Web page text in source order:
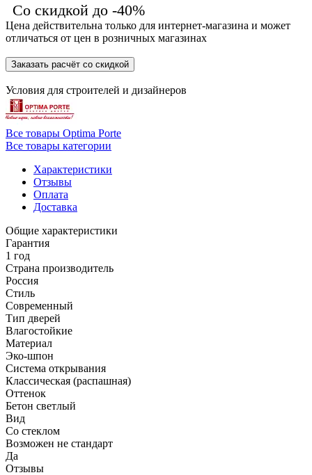
Со скидкой до -40%
Цена действительна только для интернет-магазина и может
отличаться от цен в розничных магазинах
Заказать расчёт со скидкой
Условия для строителей и дизайнеров
Все товары Optima Porte
Все товары категории
Характеристики
Отзывы
Оплата
Доставка
Общие характеристики
Гарантия
1 год
Страна производитель
Россия
Стиль
Современный
Тип дверей
Влагостойкие
Материал
Эко-шпон
Система открывания
Классическая (распашная)
Оттенок
Бетон светлый
Вид
Со стеклом
Возможен не стандарт
Да
Отзывы